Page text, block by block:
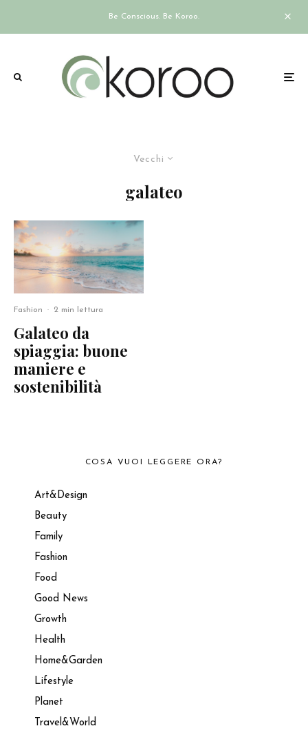
Be Conscious. Be Koroo.
Vecchi
galateo
Fashion · 2 min lettura
Galateo da
spiaggia: buone
maniere e
sostenibilità
COSA VUOI LEGGERE ORA?
Art&Design
Beauty
Family
Fashion
Food
Good News
Growth
Health
Home&Garden
Lifestyle
Planet
Travel&World